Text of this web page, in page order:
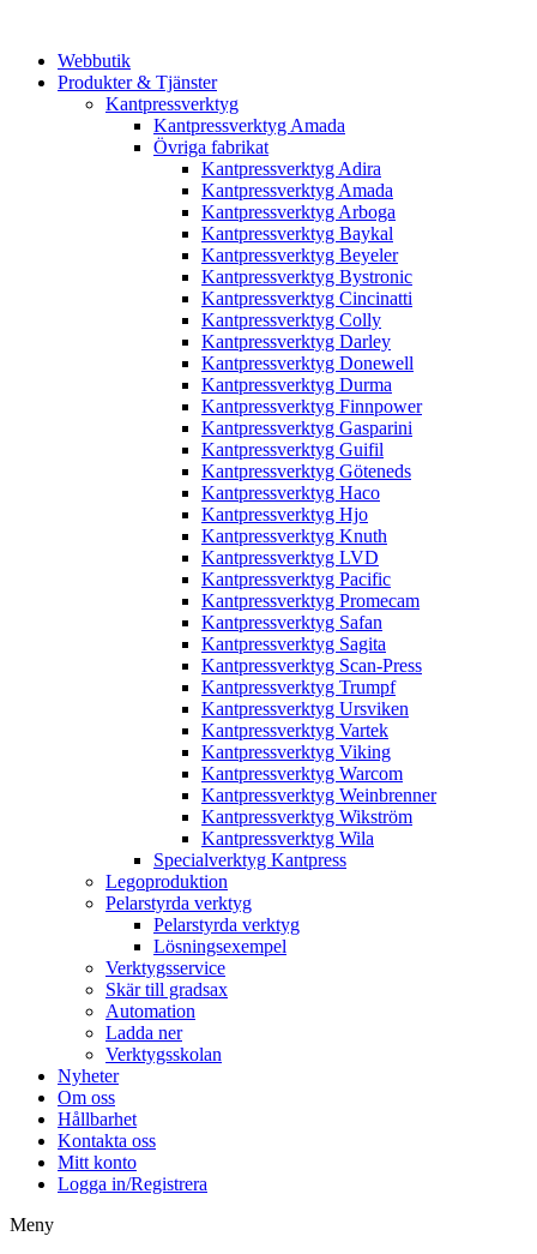
Webbutik
Produkter & Tjänster
Kantpressverktyg
Kantpressverktyg Amada
Övriga fabrikat
Kantpressverktyg Adira
Kantpressverktyg Amada
Kantpressverktyg Arboga
Kantpressverktyg Baykal
Kantpressverktyg Beyeler
Kantpressverktyg Bystronic
Kantpressverktyg Cincinatti
Kantpressverktyg Colly
Kantpressverktyg Darley
Kantpressverktyg Donewell
Kantpressverktyg Durma
Kantpressverktyg Finnpower
Kantpressverktyg Gasparini
Kantpressverktyg Guifil
Kantpressverktyg Göteneds
Kantpressverktyg Haco
Kantpressverktyg Hjo
Kantpressverktyg Knuth
Kantpressverktyg LVD
Kantpressverktyg Pacific
Kantpressverktyg Promecam
Kantpressverktyg Safan
Kantpressverktyg Sagita
Kantpressverktyg Scan-Press
Kantpressverktyg Trumpf
Kantpressverktyg Ursviken
Kantpressverktyg Vartek
Kantpressverktyg Viking
Kantpressverktyg Warcom
Kantpressverktyg Weinbrenner
Kantpressverktyg Wikström
Kantpressverktyg Wila
Specialverktyg Kantpress
Legoproduktion
Pelarstyrda verktyg
Pelarstyrda verktyg
Lösningsexempel
Verktygsservice
Skär till gradsax
Automation
Ladda ner
Verktygsskolan
Nyheter
Om oss
Hållbarhet
Kontakta oss
Mitt konto
Logga in/Registrera
Meny